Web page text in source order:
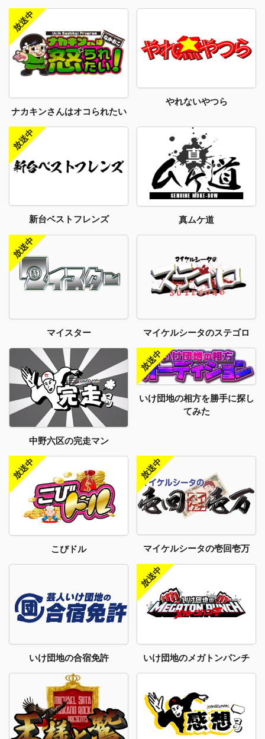
ナカキンさんはオコられたい
やれないやつら
新台ベストフレンズ 真ムケ道
マイスター マイケルシータのステゴロ
中野六区の完走マン
いけ団地の相方を勝手に探し
てみた
こびドル マイケルシータの壱回壱万
いけ団地の合宿免許 いけ団地のメガトンパンチ